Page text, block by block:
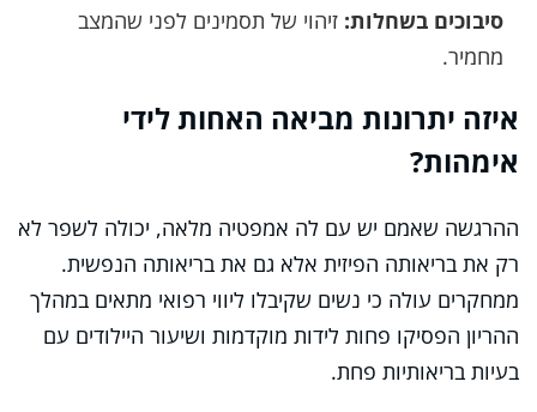
סיבוכים בשחלות: זיהוי של תסמינים לפני שהמצב
מחמיר.
איזה יתרונות מביאה האחות לידי
אימהות?
ההרגשה שאמם יש עם לה אמפטיה מלאה, יכולה לשפר לא
רק את בריאותה הפיזית אלא גם את בריאותה הנפשית.
ממחקרים עולה כי נשים שקיבלו ליווי רפואי מתאים במהלך
ההריון הפסיקו פחות לידות מוקדמות ושיעור היילודים עם
בעיות בריאותיות פחת.